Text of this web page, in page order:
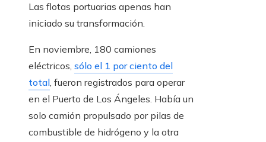
Las flotas portuarias apenas han
iniciado su transformación.
En noviembre, 180 camiones
eléctricos, sólo el 1 por ciento del
total, fueron registrados para operar
en el Puerto de Los Ángeles. Había un
solo camión propulsado por pilas de
combustible de hidrógeno y la otra